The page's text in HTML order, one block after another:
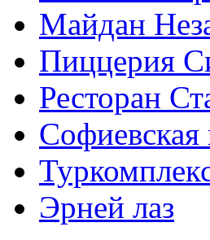
Майдан
Пиццерия
Ресторан
Эрней лаз